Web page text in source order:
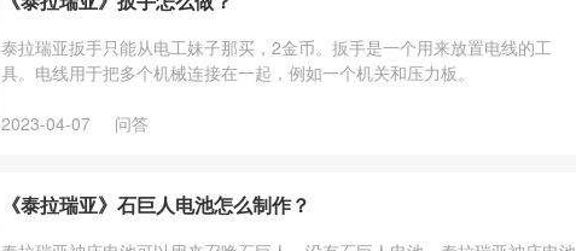
泰拉瑞亚扳手只能从电工妹子那买，2金币。扳手是一个用来放置电线的工
具。电线用于把多个机械连接在一起，例如一个机关和压力板。
2023-04-07 问答
《泰拉瑞亚》石巨人电池怎么制作？